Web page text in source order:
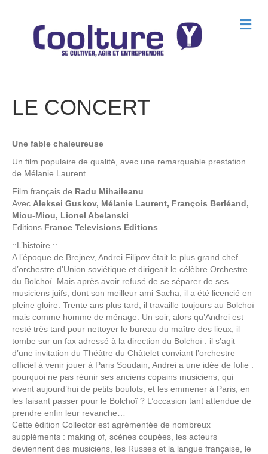
M
e
LE CONCERT
Une fable chaleureuse
Un film populaire de qualité, avec une remarquable prestation
de Mélanie Laurent.
Film français de Radu Mihaileanu
Avec Aleksei Guskov, Mélanie Laurent, François Berléand,
Miou-Miou, Lionel Abelanski
Editions France Televisions Editions
::L’histoire ::
A l’époque de Brejnev, Andrei Filipov était le plus grand chef
d’orchestre d’Union soviétique et dirigeait le célèbre Orchestre
du Bolchoï. Mais après avoir refusé de se séparer de ses
musiciens juifs, dont son meilleur ami Sacha, il a été licencié en
pleine gloire. Trente ans plus tard, il travaille toujours au Bolchoï
mais comme homme de ménage. Un soir, alors qu’Andrei est
resté très tard pour nettoyer le bureau du maître des lieux, il
tombe sur un fax adressé à la direction du Bolchoï : il s’agit
d’une invitation du Théâtre du Châtelet conviant l’orchestre
officiel à venir jouer à Paris Soudain, Andrei a une idée de folie :
pourquoi ne pas réunir ses anciens copains musiciens, qui
vivent aujourd’hui de petits boulots, et les emmener à Paris, en
les faisant passer pour le Bolchoï ? L’occasion tant attendue de
prendre enfin leur revanche…
Cette édition Collector est agrémentée de nombreux
suppléments : making of, scènes coupées, les acteurs
deviennent des musiciens, les Russes et la langue française, le